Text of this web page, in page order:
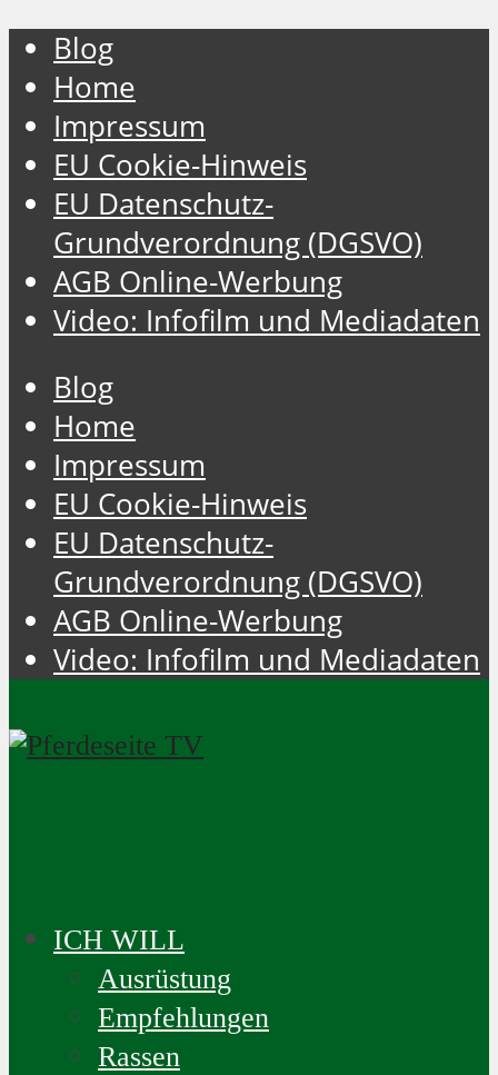
Blog
Home
Impressum
EU Cookie-Hinweis
EU Datenschutz-
Grundverordnung (DGSVO)
AGB Online-Werbung
Video: Infofilm und Mediadaten
Blog
Home
Impressum
EU Cookie-Hinweis
EU Datenschutz-
Grundverordnung (DGSVO)
AGB Online-Werbung
Video: Infofilm und Mediadaten
ICH WILL
Ausrüstung
Empfehlungen
Rassen